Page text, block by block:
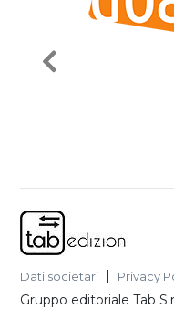
Dati societari Privacy
Gruppo editoriale Tab